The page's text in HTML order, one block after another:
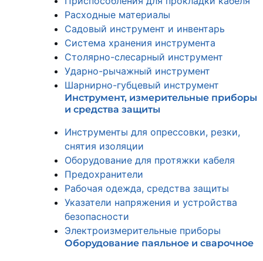
Расходные материалы
Садовый инструмент и инвентарь
Система хранения инструмента
Столярно-слесарный инструмент
Ударно-рычажный инструмент
Шарнирно-губцевый инструмент
Инструмент, измерительные приборы
и средства защиты
Инструменты для опрессовки, резки,
снятия изоляции
Оборудование для протяжки кабеля
Предохранители
Рабочая одежда, средства защиты
Указатели напряжения и устройства
безопасности
Электроизмерительные приборы
Оборудование паяльное и сварочное